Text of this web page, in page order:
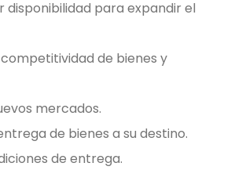
disponibilidad para expandir el
de bienes y
mercados.
de bienes a su destino.
de entrega.